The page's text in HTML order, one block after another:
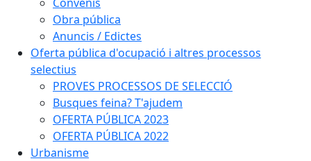
Obra pública
Anuncis / Edictes
Oferta pública d'ocupació i altres processos
selectius
PROVES PROCESSOS DE SELECCIÓ
Busques feina? T'ajudem
OFERTA PÚBLICA 2023
OFERTA PÚBLICA 2022
Urbanisme